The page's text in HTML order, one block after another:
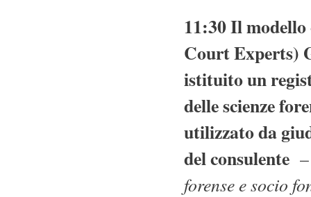
11:30 Il
Court Experts)
istituito un
delle scienze
utilizzato da
del consulente
forense e socio